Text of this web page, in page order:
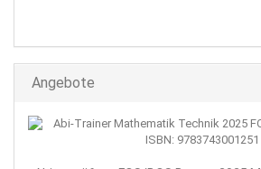
Angebote